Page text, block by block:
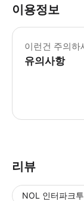
이용정보
이런건 주의하
유의사항
리뷰
NOL 인터파크